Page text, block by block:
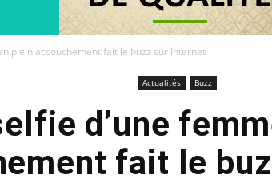
plein accouchement fait le buzz sur Internet
Actualités Buzz
d’une
fait le